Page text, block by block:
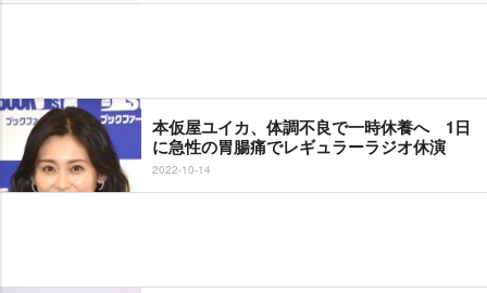
本仮屋ユイカ、体調不良で一時休養へ 1日
に急性の胃腸痛でレギュラーラジオ休演
2022-10-14